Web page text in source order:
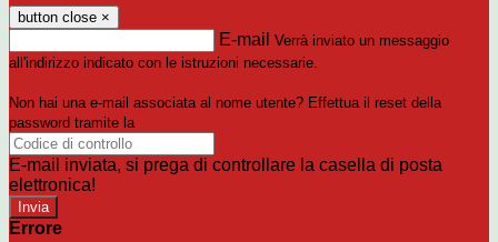
button close ×
E-mail Verrà inviato un messaggio
all'indirizzo indicato con le istruzioni necessarie.
Non hai una e-mail associata al nome utente? Effettua il reset della
password tramite la
E-mail inviata, si prega di controllare la casella di posta
elettronica!
Errore